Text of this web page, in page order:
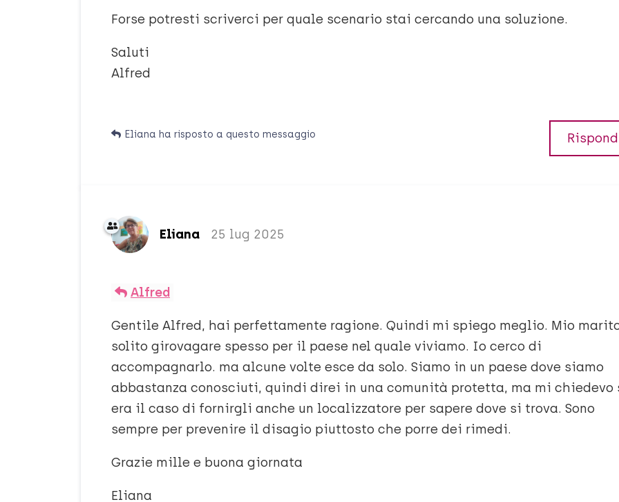
Forse potresti scriverci per quale scenario stai cercando una soluzione.
Saluti
Alfred
Eliana ha risposto a questo messaggio
Eliana 25 lug 2025
Alfred
Gentile Alfred, hai perfettamente ragione. Quindi mi spiego meglio. Mio
solito girovagare spesso per il paese nel quale viviamo. Io cerco di
accompagnarlo. ma alcune volte esce da solo. Siamo in un paese dove siamo
abbastanza conosciuti, quindi direi in una comunità protetta, ma mi chiedevo
era il caso di fornirgli anche un localizzatore per sapere dove si trova. Sono
sempre per prevenire il disagio piuttosto che porre dei rimedi.
Grazie mille e buona giornata
Eliana